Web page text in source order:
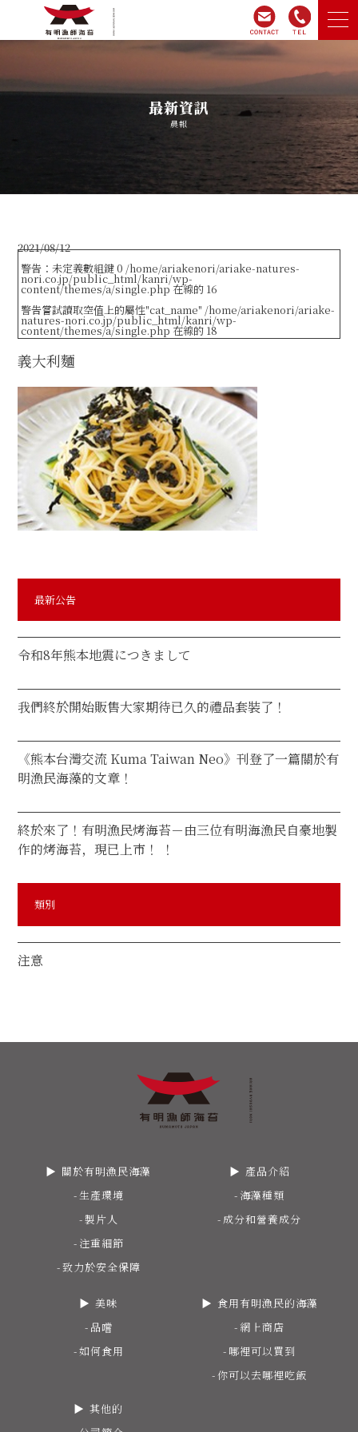
關於有明漁民海藻
產品介紹
公司簡介
詢問
EN
最新資訊
晨報
2021/08/12
警告 ：未定義數組鍵 0 /home/ariakenori/ariake-natures-
nori.co.jp/public_html/kanri/wp-
content/themes/a/single.php 在線的 16
警告嘗試讀取空值上的屬性"cat_name" /home/ariakenori/ariake-
natures-nori.co.jp/public_html/kanri/wp-
content/themes/a/single.php 在線的 18
義大利麵
最新公告
令和8年熊本地震につきまして
我們終於開始販售大家期待已久的禮品套裝了！
《熊本台灣交流 Kuma Taiwan Neo》刊登了一篇關於有
明漁民海藻的文章！
終於來了！有明漁民烤海苔－由三位有明海漁民自豪地製
作的烤海苔，現已上市！ ！
類別
注意
關於有明漁民海藻
生產環境
製片人
注重細節
致力於安全保障
產品介紹
海藻種類
成分和營養成分
美味
品嚐
如何食用
食用有明漁民的海藻
網上商店
哪裡可以買到
你可以去哪裡吃飯
其他的